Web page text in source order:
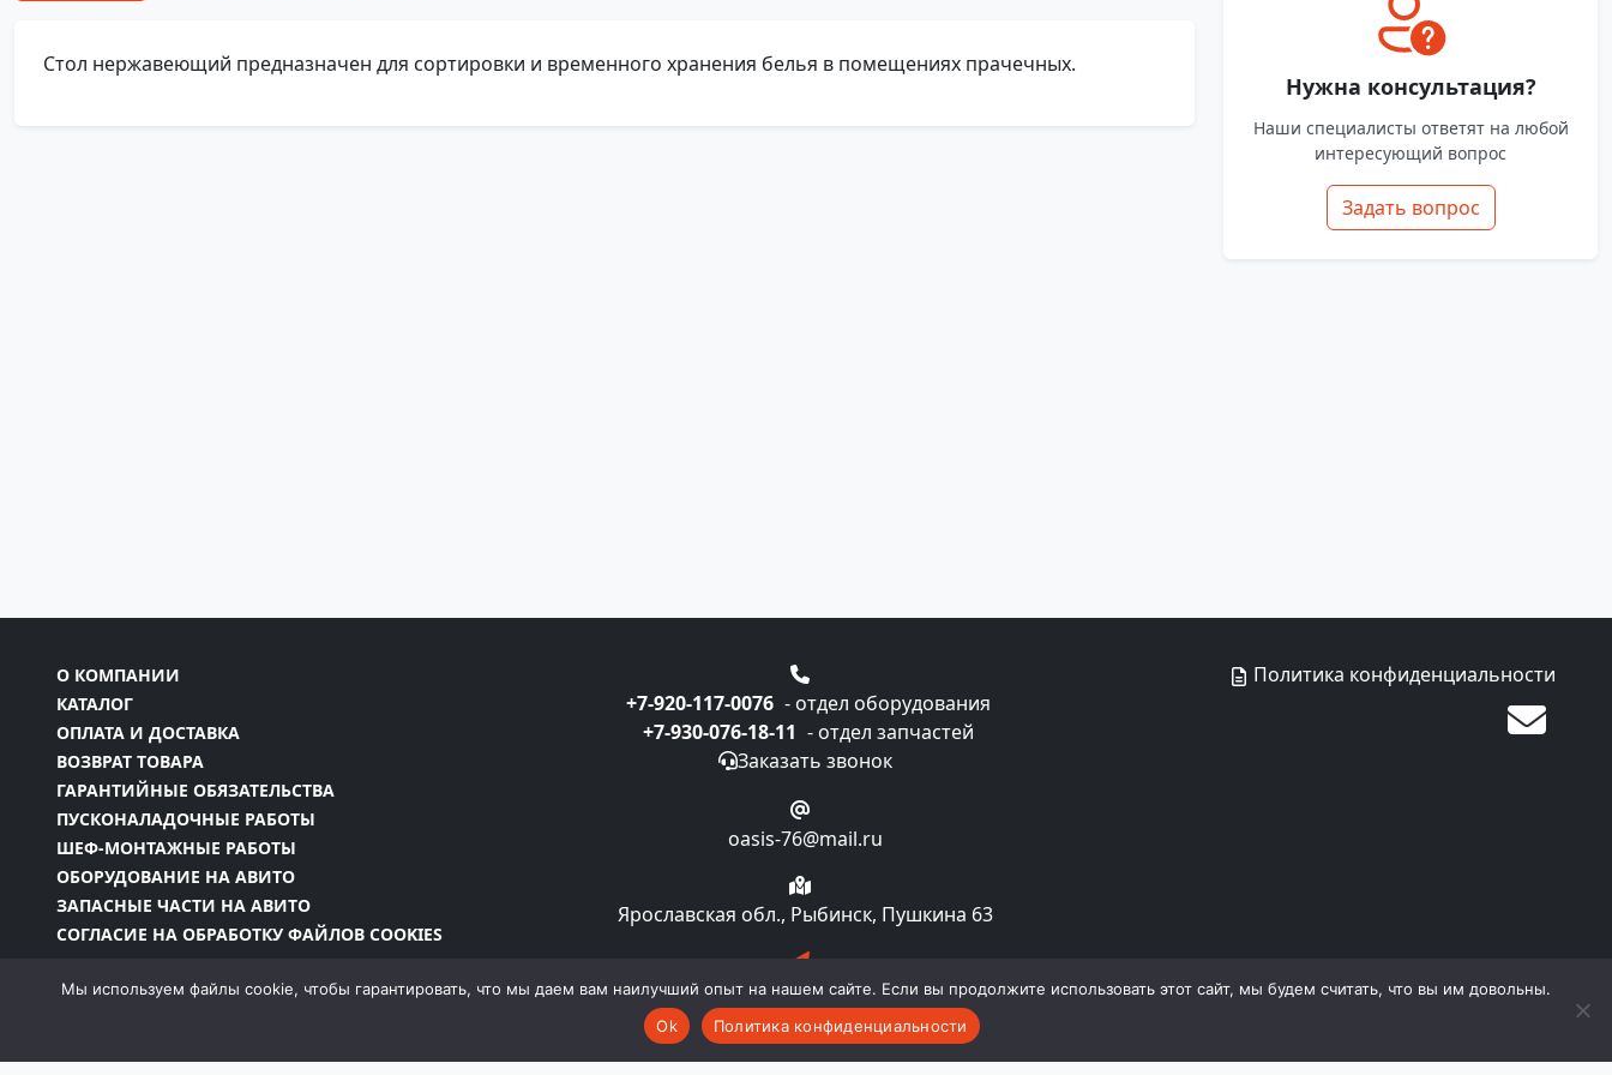
Стол нержавеющий предназначен для сортировки и временного хранения белья в помещениях прачечных.
Нужна консультация?
Наши специалисты ответят на любой
интересующий вопрос
Задать вопрос
О КОМПАНИИ
КАТАЛОГ
ОПЛАТА И ДОСТАВКА
ВОЗВРАТ ТОВАРА
ГАРАНТИЙНЫЕ ОБЯЗАТЕЛЬСТВА
ПУСКОНАЛАДОЧНЫЕ РАБОТЫ
ШЕФ-МОНТАЖНЫЕ РАБОТЫ
ОБОРУДОВАНИЕ НА АВИТО
ЗАПАСНЫЕ ЧАСТИ НА АВИТО
СОГЛАСИЕ НА ОБРАБОТКУ ФАЙЛОВ COOKIES
+7-920-117-0076 - отдел оборудования
+7-930-076-18-11 - отдел запчастей
Заказать звонок
oasis-76@mail.ru
Ярославская обл., Рыбинск, Пушкина 63
Подписка на рассылку
Политика конфиденциальности
Мы используем файлы cookie, чтобы гарантировать, что мы даем вам наилучший опыт на нашем сайте. Если вы продолжите использовать этот сайт, мы будем считать, что вы им довольны.
Ok
Политика конфиденциальности